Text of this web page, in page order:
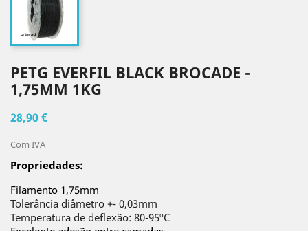
PETG EVERFIL BLACK BROCADE -
1,75MM 1KG
28,90 €
Com IVA
Propriedades:
Filamento 1,75mm
Tolerância diâmetro +- 0,03mm
Temperatura de deflexão: 80-95ºC